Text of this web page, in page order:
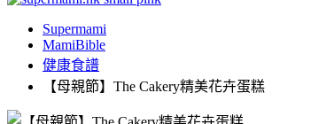
Supermami
MamiBible
健康食譜
【母親節】The Cakery精美花卉蛋糕